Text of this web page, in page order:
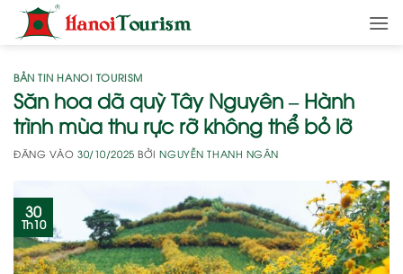
qua
dungBẢN TIN HANOI TOURISM
Săn hoa dã quỳ Tây Nguyên – Hành
trình mùa thu rực rỡ không thể bỏ lỡ
ĐĂNG VÀO30/10/2025 BỞINGUYỄN THANH NGÂN
30
Th10